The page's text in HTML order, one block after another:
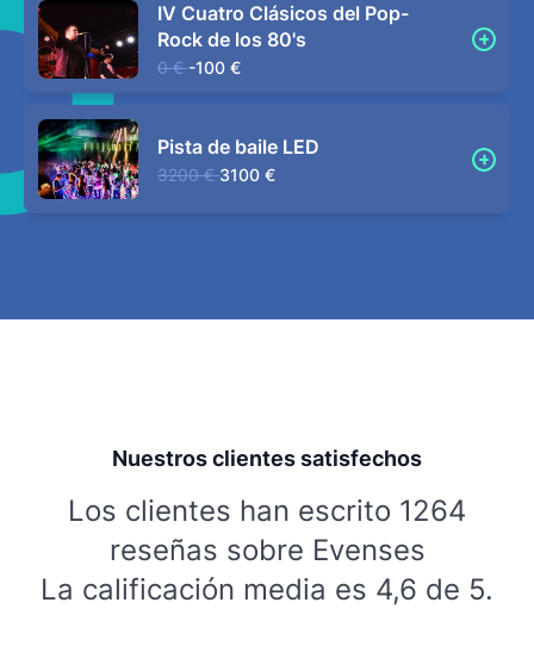
IV Cuatro Clásicos del Pop-
Rock de los 80's
0 € -100 €
Pista de baile LED
3200 € 3100 €
Nuestros clientes satisfechos
Los clientes han escrito 1264
reseñas sobre Evenses
La calificación media es 4,6 de 5.